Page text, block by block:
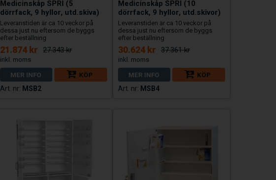
Medicinskåp SPRI (5
dörrfack, 9 hyllor, utd.skiva)
Leveranstiden är ca 10 veckor på
dessa just nu eftersom de byggs
efter beställning
21.874 kr 27.343 kr
MER INFO
KÖP
MSB2
Medicinskåp SPRI (10
dörrfack, 9 hyllor, utd.skivor)
Leveranstiden är ca 10 veckor på
dessa just nu eftersom de byggs
efter beställning
30.624 kr 37.361 kr
MER INFO
KÖP
MSB4